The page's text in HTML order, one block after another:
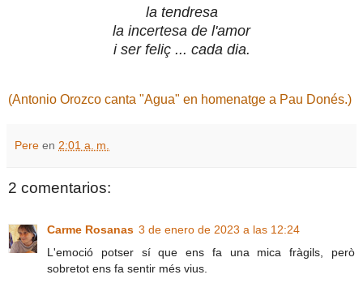
la tendresa
la incertesa de l'amor
i ser feliç ... cada dia.
(Antonio Orozco canta "Agua" en homenatge a Pau Donés.)
Pere en 2:01 a. m.
2 comentarios:
Carme Rosanas 3 de enero de 2023 a las 12:24
L'emoció potser sí que ens fa una mica fràgils, però
sobretot ens fa sentir més vius.